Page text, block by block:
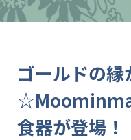
ゴールドの縁
食器が登場！